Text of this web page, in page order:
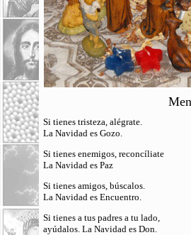
Si tienes tristeza, alégrate.
La Navidad es Gozo.
Si tienes enemigos, reconcíliate
La Navidad es Paz
Si tienes amigos, búscalos.
La Navidad es Encuentro.
Si tienes a tus padres a tu lado,
ayúdalos. La Navidad es Don.